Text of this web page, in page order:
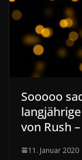
Sooooo
von Rush
11. Januar 2020